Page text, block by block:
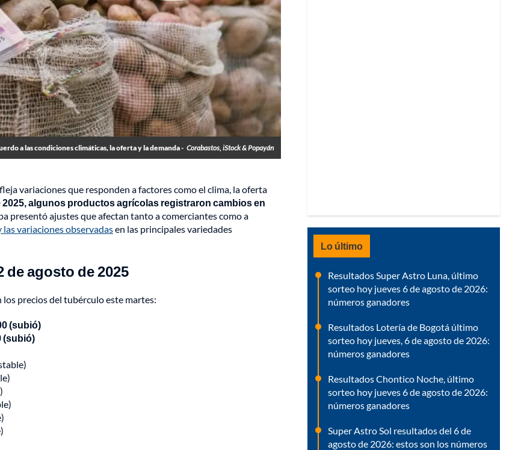
a las condiciones climáticas, la oferta y la demanda - Corabastos, iStock & Popayán
variaciones que responden a factores como el clima, la oferta
2025, algunos productos agrícolas registraron cambios en
presentó ajustes que afectan tanto a comerciantes como a
las variaciones observadasen las principales variedades
de agosto de 2025
los precios del tubérculo este martes:
(subió)
(subió)
Lo último
Resultados Super Astro Luna, último
sorteo hoy jueves 6 de agosto de 2026:
números ganadores
Resultados Lotería de Bogotá último
sorteo hoy jueves, 6 de agosto de 2026:
números ganadores
Resultados Chontico Noche, último
sorteo hoy jueves 6 de agosto de 2026:
números ganadores
Super Astro Sol resultados del 6 de
agosto de 2026: estos son los números